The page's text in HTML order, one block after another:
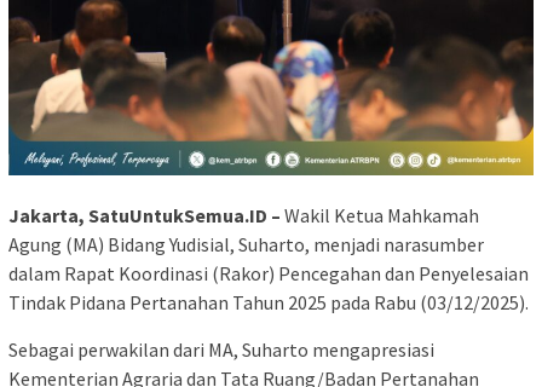
Jakarta, SatuUntukSemua.ID – Wakil Ketua Mahkamah
Agung (MA) Bidang Yudisial, Suharto, menjadi narasumber
dalam Rapat Koordinasi (Rakor) Pencegahan dan Penyelesaian
Tindak Pidana Pertanahan Tahun 2025 pada Rabu (03/12/2025).
Sebagai perwakilan dari MA, Suharto mengapresiasi
Kementerian Agraria dan Tata Ruang/Badan Pertanahan